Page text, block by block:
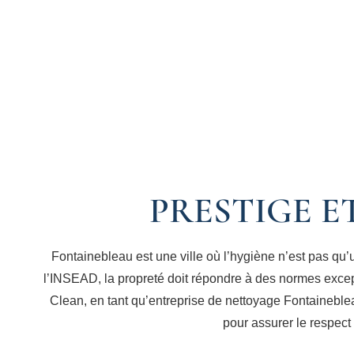
PRESTIGE
Fontainebleau est une ville où l’hygiène n’est pas
l’INSEAD, la propreté doit répondre à des normes
Clean, en tant qu’entreprise de nettoyage
pour assurer le